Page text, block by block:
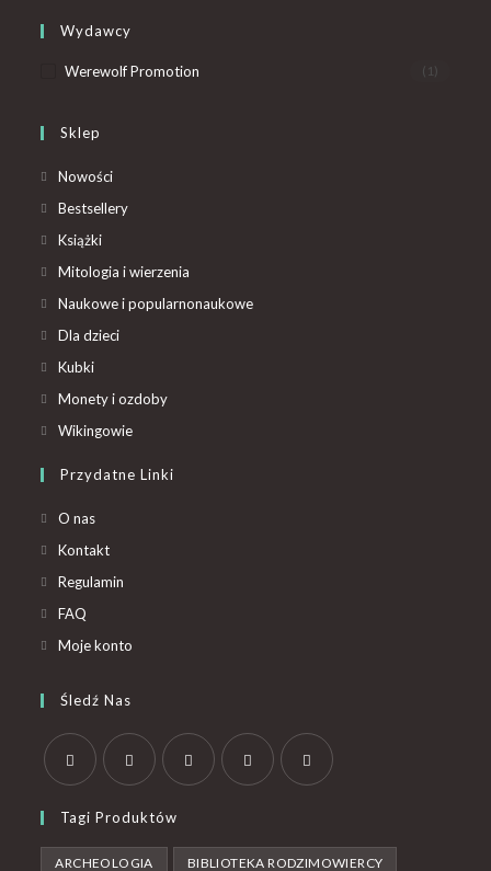
Wydawcy
Werewolf Promotion (1)
Sklep
Nowości
Bestsellery
Książki
Mitologia i wierzenia
Naukowe i popularnonaukowe
Dla dzieci
Kubki
Monety i ozdoby
Wikingowie
Przydatne Linki
O nas
Kontakt
Regulamin
FAQ
Moje konto
Śledź Nas
Tagi Produktów
ARCHEOLOGIA BIBLIOTEKA RODZIMOWIERCY